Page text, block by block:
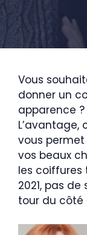
Vous
donner un
apparence ?
L’avantage,
vous
vos beaux
les coiffures
2021, pas
tour du côté